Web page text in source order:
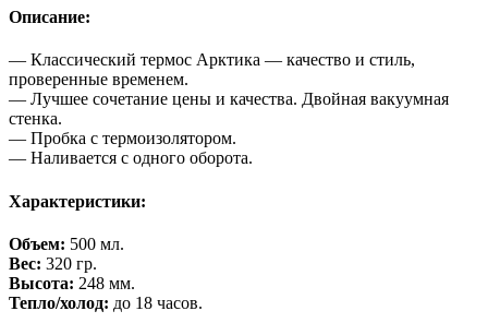
Описание:
— Классический термос Арктика — качество и стиль,
проверенные временем.
— Лучшее сочетание цены и качества. Двойная вакуумная
стенка.
— Пробка с термоизолятором.
— Наливается с одного оборота.
Характеристики:
Объем: 500 мл.
Вес: 320 гр.
Высота: 248 мм.
Тепло/холод: до 18 часов.